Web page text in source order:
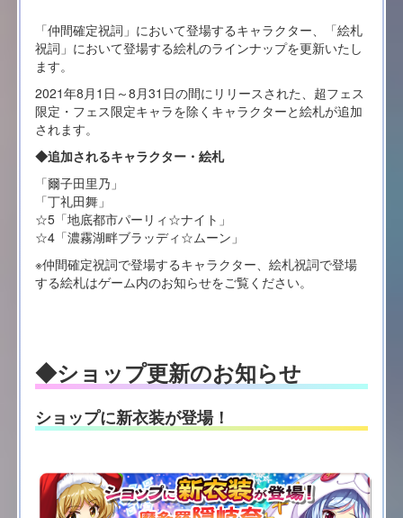
「仲間確定祝詞」において登場するキャラクター、「絵札
祝詞」において登場する絵札のラインナップを更新いたし
ます。
2021年8月1日～8月31日の間にリリースされた、超フェス
限定・フェス限定キャラを除くキャラクターと絵札が追加
されます。
◆追加されるキャラクター・絵札
「爾子田里乃」
「丁礼田舞」
☆5「地底都市パーリィ☆ナイト」
☆4「濃霧湖畔ブラッディ☆ムーン」
※仲間確定祝詞で登場するキャラクター、絵札祝詞で登場
する絵札はゲーム内のお知らせをご覧ください。
◆ショップ更新のお知らせ
ショップに新衣装が登場！